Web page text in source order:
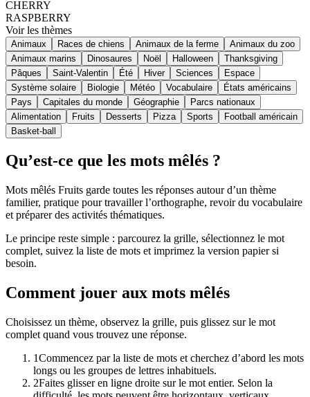
CHERRY
RASPBERRY
Voir les thèmes
Animaux Races de chiens Animaux de la ferme
Animaux du zoo
Animaux marins
Dinosaures Noël Halloween
Thanksgiving
Pâques
Saint-Valentin Été Hiver Sciences
Espace
Système solaire
Biologie Météo Vocabulaire
États américains
Pays
Capitales du monde Géographie
Parcs nationaux
Alimentation
Fruits Desserts Pizza Sports
Football américain
Basket-ball
Qu’est-ce que les mots mêlés ?
Mots mêlés Fruits garde toutes les réponses autour d’un thème
familier, pratique pour travailler l’orthographe, revoir du vocabulaire
et préparer des activités thématiques.
Le principe reste simple : parcourez la grille, sélectionnez le mot
complet, suivez la liste de mots et imprimez la version papier si
besoin.
Comment jouer aux mots mêlés
Choisissez un thème, observez la grille, puis glissez sur le mot
complet quand vous trouvez une réponse.
1Commencez par la liste de mots et cherchez d’abord les mots
longs ou les groupes de lettres inhabituels.
2Faites glisser en ligne droite sur le mot entier. Selon la